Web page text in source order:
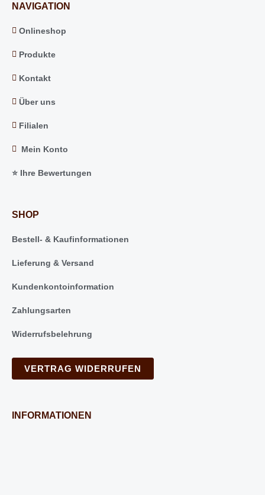
NAVIGATION
Onlineshop
Produkte
Kontakt
Über uns
Filialen
Mein Konto
⭐️ Ihre Bewertungen
SHOP
Bestell- & Kaufinformationen
Lieferung & Versand
Kundenkontoinformation
Zahlungsarten
Widerrufsbelehrung
VERTRAG WIDERRUFEN
INFORMATIONEN